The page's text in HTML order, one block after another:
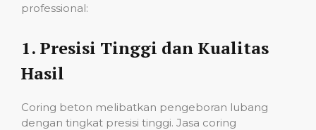
professional:
1. Presisi Tinggi dan Kualitas
Hasil
Coring beton melibatkan pengeboran lubang
dengan tingkat presisi tinggi. Jasa coring